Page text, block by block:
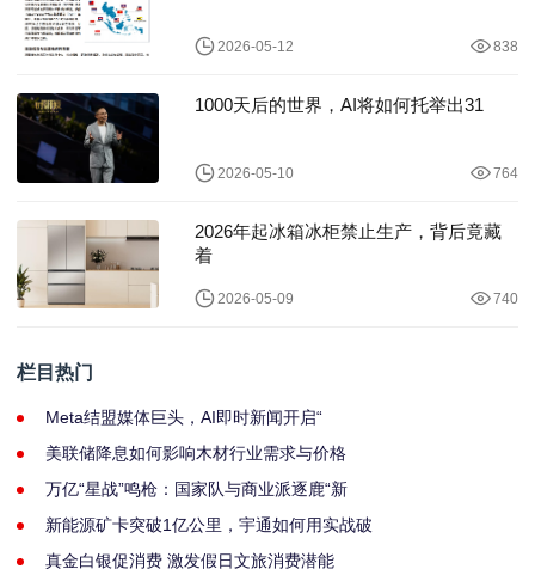
2026-05-12 838
1000天后的世界，AI将如何托举出31
2026-05-10 764
2026年起冰箱冰柜禁止生产，背后竟藏
着
2026-05-09 740
栏目热门
Meta结盟媒体巨头，AI即时新闻开启“
美联储降息如何影响木材行业需求与价格
万亿“星战”鸣枪：国家队与商业派逐鹿“新
新能源矿卡突破1亿公里，宇通如何用实战破
真金白银促消费 激发假日文旅消费潜能